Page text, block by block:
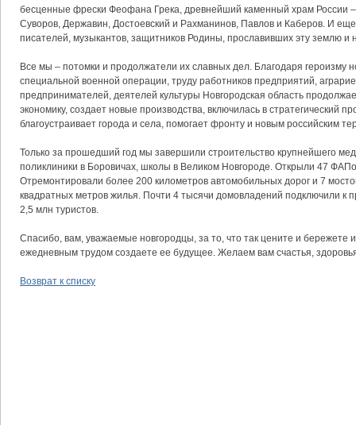
бесценные фрески Феофана Грека, древнейший каменный храм России
Суворов, Державин, Достоевский и Рахманинов, Павлов и Каберов. И
писателей, музыкантов, защитников Родины, прославивших эту землю и
Все мы – потомки и продолжатели их славных дел. Благодаря героизму
специальной военной операции, труду работников предприятий,
предпринимателей, деятелей культуры Новгородская область
экономику, создает новые производства, включилась в стратегический
благоустраивает города и села, помогает фронту и новым российским
Только за прошедший год мы завершили строительство крупнейшего
поликлиники в Боровичах, школы в Великом Новгороде. Открыли 47
Отремонтировали более 200 километров автомобильных дорог и 7
квадратных метров жилья. Почти 4 тысячи домовладений подключили к
2,5 млн туристов.
Спасибо, вам, уважаемые новгородцы, за то, что так цените и бережете
ежедневным трудом создаете ее будущее. Желаем вам счастья,
Возврат к списку